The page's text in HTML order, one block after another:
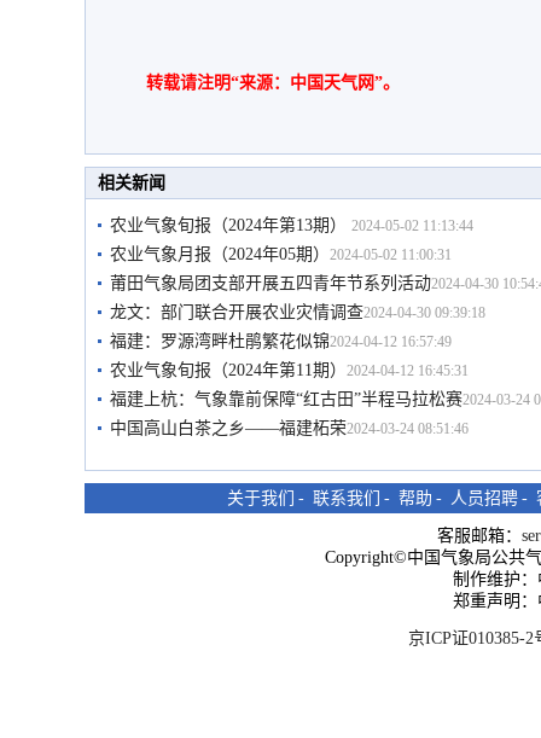
转载请注明“来源：中国天气网”。
相关新闻
农业气象旬报（2024年第13期） 2024-05-02 11:13:44
农业气象月报（2024年05期） 2024-05-02 11:00:31
莆田气象局团支部开展五四青年节系列活动2024-04-30
龙文：部门联合开展农业灾情调查2024-04-30 09:39:18
福建：罗源湾畔杜鹃繁花似锦2024-04-12 16:57:49
农业气象旬报（2024年第11期） 2024-04-12 16:45:31
福建上杭：气象靠前保障“红古田”半程马拉松赛2024-03-24
中国高山白茶之乡——福建柘荣2024-03-24 08:51:46
关于我们 - 联系我们 - 帮助 - 人员招聘 -
客服邮箱：
Copyright©中国气象局公共
制作维护
郑重声明
京ICP证010385-2